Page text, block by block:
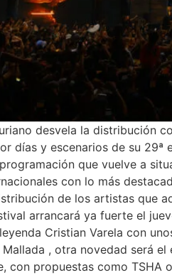
desvela la distribución
días y escenarios de su 29ª
que vuelve a
con lo más
de los artistas que
arrancará ya fuerte el
Cristian Varela con
, otra novedad será
con propuestas como TSHA